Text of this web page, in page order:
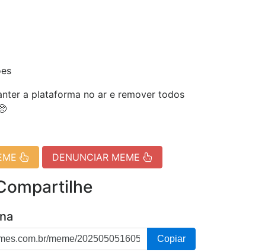
a plataforma no ar e remover todos
DENUNCIAR MEME
Copiar